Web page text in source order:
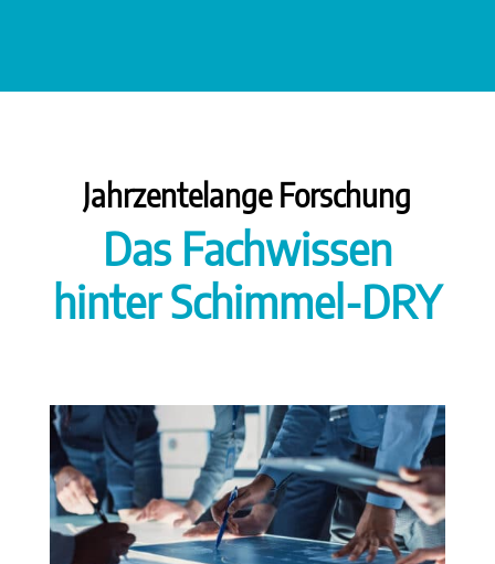
Jahrzentelange Forschung
Das Fachwissen
hinter Schimmel-DRY